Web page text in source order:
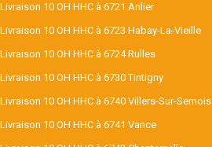
Livraison 10 OH HHC à 6721 Anlier
Livraison 10 OH HHC à 6723 Habay-La-Vieille
Livraison 10 OH HHC à 6724 Rulles
Livraison 10 OH HHC à 6730 Tintigny
Livraison 10 OH HHC à 6740 Villers-Sur-Semois
Livraison 10 OH HHC à 6741 Vance